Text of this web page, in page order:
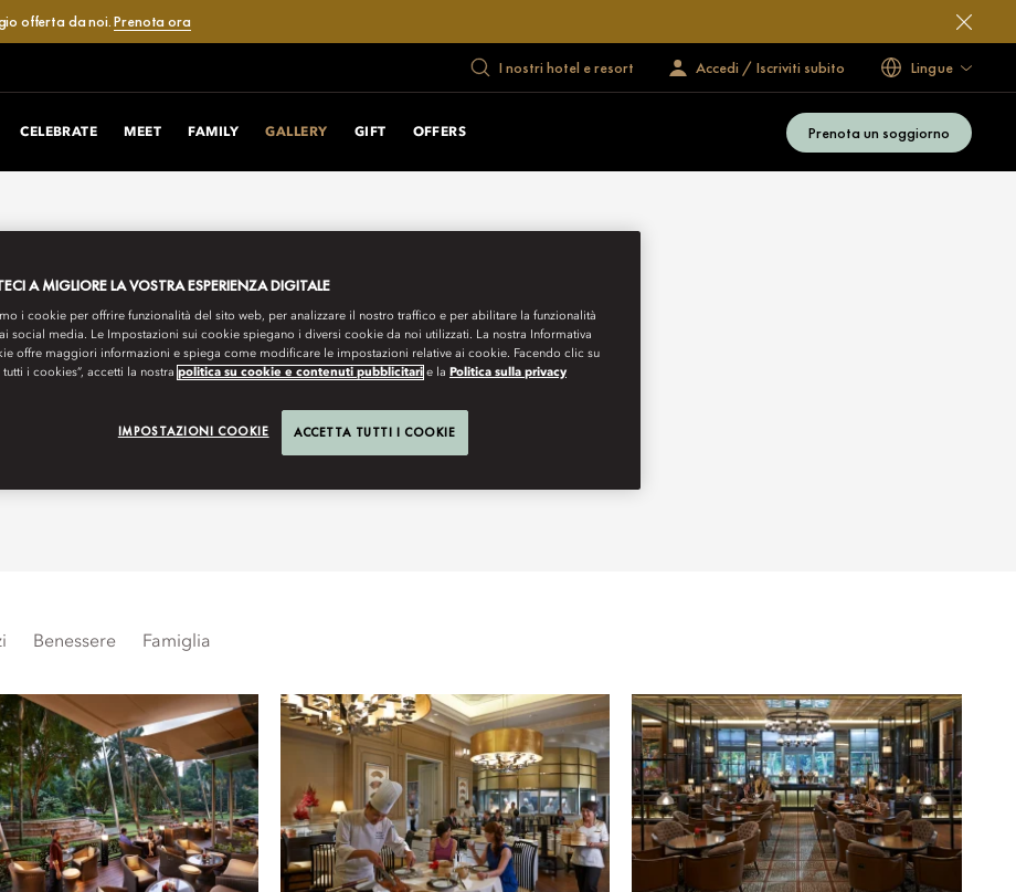
offerta da noi.Prenota ora
I nostri hotel e resort Accedi / Iscriviti subito Lingue
CELEBRATE MEET FAMILY GALLERY GIFT OFFERS Prenota un soggiorno
Benessere Famiglia
A MIGLIORE LA VOSTRA ESPERIENZA DIGITALE
i cookie per offrire funzionalità del sito web, per analizzare il nostro traffico e per abilitare la funzionalità
social media. Le Impostazioni sui cookie spiegano i diversi cookie da noi utilizzati. La nostra Informativa
offre maggiori informazioni e spiega come modificare le impostazioni relative ai cookie. Facendo clic su
tutti i cookies”, accetti la nostra politica su cookie e contenuti pubblicitari e la Politica sulla privacy
IMPOSTAZIONI COOKIE ACCETTA TUTTI I COOKIE